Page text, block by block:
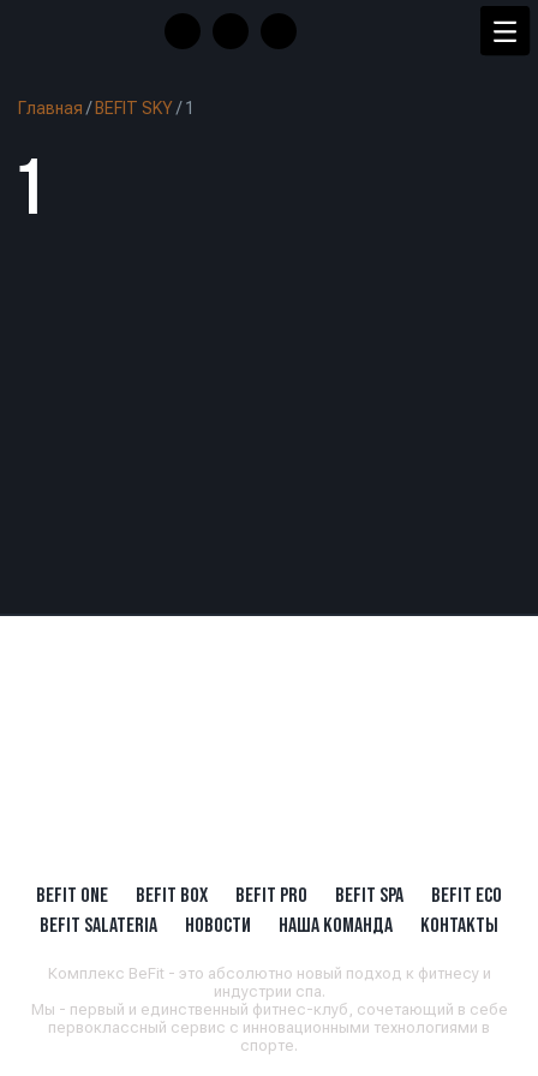
Главная / BEFIT SKY/1
1
BEFIT ONE BEFIT BOX BEFIT PRO BEFIT SPA
BEFIT ECO
BEFIT SALATERIA
НОВОСТИ НАША КОМАНДА КОНТАКТЫ
Комплекс BeFit - это абсолютно новый подход к фитнесу и
индустрии спа.
Мы - первый и единственный фитнес-клуб, сочетающий в себе
первоклассный сервис с инновационными технологиями в
спорте.